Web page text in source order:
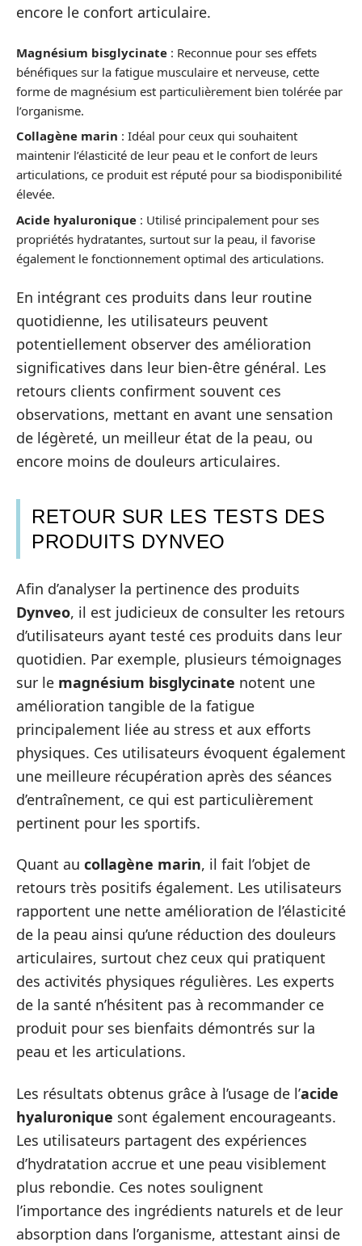
encore le confort articulaire.
Magnésium bisglycinate : Reconnue pour ses effets
bénéfiques sur la fatigue musculaire et nerveuse, cette
forme de magnésium est particulièrement bien tolérée par
l’organisme.
Collagène marin : Idéal pour ceux qui souhaitent
maintenir l’élasticité de leur peau et le confort de leurs
articulations, ce produit est réputé pour sa biodisponibilité
élevée.
Acide hyaluronique : Utilisé principalement pour ses
propriétés hydratantes, surtout sur la peau, il favorise
également le fonctionnement optimal des articulations.
En intégrant ces produits dans leur routine
quotidienne, les utilisateurs peuvent
potentiellement observer des amélioration
significatives dans leur bien-être général. Les
retours clients confirment souvent ces
observations, mettant en avant une sensation
de légèreté, un meilleur état de la peau, ou
encore moins de douleurs articulaires.
RETOUR SUR LES TESTS DES
PRODUITS DYNVEO
Afin d’analyser la pertinence des produits
Dynveo, il est judicieux de consulter les retours
d’utilisateurs ayant testé ces produits dans leur
quotidien. Par exemple, plusieurs témoignages
sur le magnésium bisglycinate notent une
amélioration tangible de la fatigue
principalement liée au stress et aux efforts
physiques. Ces utilisateurs évoquent également
une meilleure récupération après des séances
d’entraînement, ce qui est particulièrement
pertinent pour les sportifs.
Quant au collagène marin, il fait l’objet de
retours très positifs également. Les utilisateurs
rapportent une nette amélioration de l’élasticité
de la peau ainsi qu’une réduction des douleurs
articulaires, surtout chez ceux qui pratiquent
des activités physiques régulières. Les experts
de la santé n’hésitent pas à recommander ce
produit pour ses bienfaits démontrés sur la
peau et les articulations.
Les résultats obtenus grâce à l’usage de l’acide
hyaluronique sont également encourageants.
Les utilisateurs partagent des expériences
d’hydratation accrue et une peau visiblement
plus rebondie. Ces notes soulignent
l’importance des ingrédients naturels et de leur
absorption dans l’organisme, attestant ainsi de